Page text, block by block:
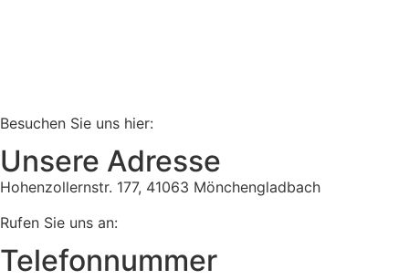
Besuchen Sie uns hier:
Unsere Adresse
Hohenzollernstr. 177, 41063 Mönchengladbach
Rufen Sie uns an:
Telefonnummer